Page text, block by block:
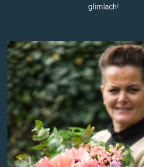
glimlach!